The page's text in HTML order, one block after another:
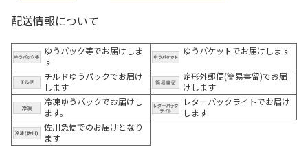
配送情報について
ゆうパック等でお届けしま
す
ゆうパケットでお届けします
チルドゆうパックでお届け
します
定形外郵便(簡易書留)でお届
けします
冷凍ゆうパックでお届けし
ます。
レターパックライトでお届け
します
佐川急便でのお届けとなり
ます